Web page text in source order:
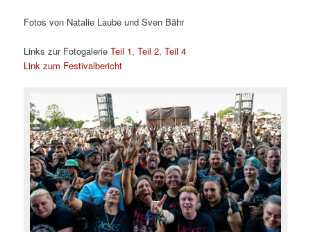
Fotos von Natalie Laube und Sven Bähr
Links zur FotogalerieTeil 1,Teil 2,Teil 4
Link zum Festivalbericht